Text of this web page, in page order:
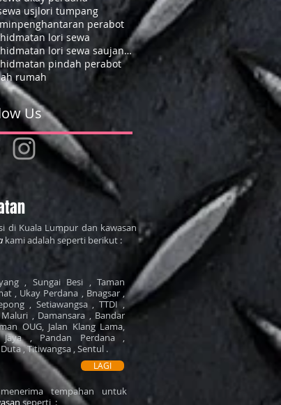
usjlori tumpang
penghantaran perabot
lori sewa
perkhidmatan lori sewa saujana utama
pindah perabot
rumah
Us
di Kuala Lumpur dan kawasan
kami adalah seperti berikut :
, Sungai Besi , Taman
, Ukay Perdana , Bnagsar ,
, Setiawangsa , TTDI ,
, Damansara , Bandar
OUG, Jalan Klang Lama,
Jaya , Pandan Perdana ,
, Titiwangsa , Sentul .
LAGI
tempahan untuk
seperti :